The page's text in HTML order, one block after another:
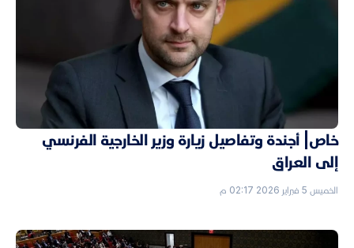
خاص| أجندة وتفاصيل زيارة وزير الخارجية الفرنسي
إلى العراق
الخميس 5 فبراير 2026 02:17 م